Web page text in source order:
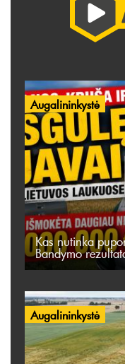
Augalininkystė
Kas nutinka
Bandymo
Augalininkystė